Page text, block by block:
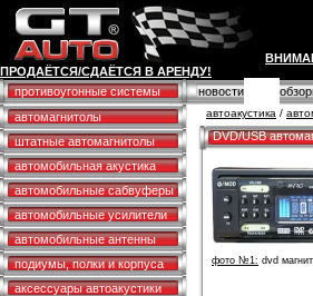
ПРОДАЁТСЯ/СДАЁТСЯ В АРЕНДУ!
противоугонные системы
новости
автомагнитолы
штатные автомагнитолы
автомобильная акустика
автомобильные сабвуферы
автомобильные усилители
автомобильные антенны
подиумы, полки и корпуса
аксессуары автоакустики
автоакустика /
DVD/USB
фото №1: dvd